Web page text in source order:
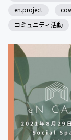
en.project
コミュニティ活動